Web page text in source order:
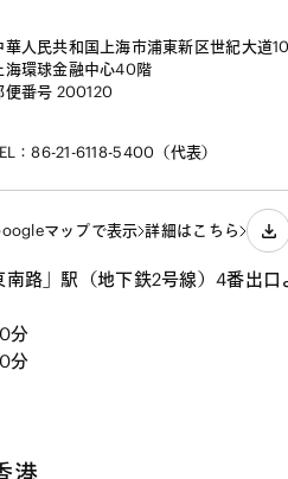
華人民共和国上海市浦東新区世紀大道
海環球金融中心40階
便番号 200120
：86-21-6118-5400（代表）
マップで表示 詳細はこちら
路」駅（地下鉄2号線）4番出
分
分